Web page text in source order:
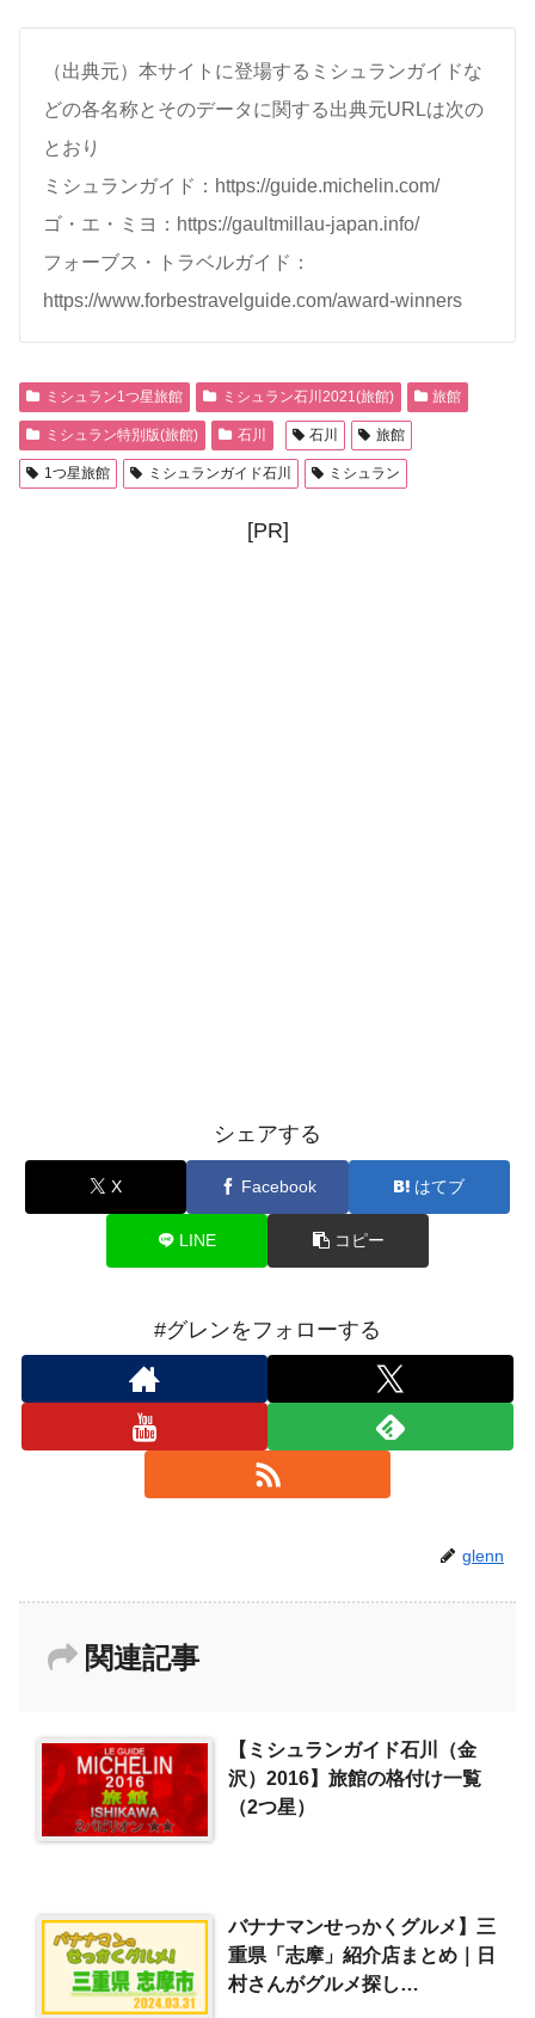
（出典元）本サイトに登場するミシュランガイドな
どの各名称とそのデータに関する出典元URLは次の
とおり
ミシュランガイド：https://guide.michelin.com/
ゴ・エ・ミヨ：https://gaultmillau-japan.info/
フォーブス・トラベルガイド：
https://www.forbestravelguide.com/award-winners
ミシュラン1つ星旅館 ミシュラン石川2021(旅館) 旅館
ミシュラン特別版(旅館) 石川 石川 旅館
1つ星旅館 ミシュランガイド石川 ミシュラン
[PR]
シェアする
X Facebook はてブ
LINE コピー
#グレンをフォローする
glenn
関連記事
【ミシュランガイド石川（金
沢）2016】旅館の格付け一覧
（2つ星）
バナナマンせっかくグルメ】三
重県「志摩」紹介店まとめ｜日
村さんがグルメ探し